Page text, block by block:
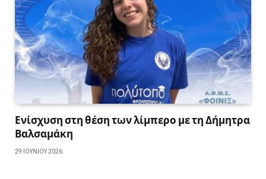
Ενίσχυση στη θέση των λίμπερο με τη Δήμητρα
Βαλσαμάκη
29 ΙΟΥΝΊΟΥ 2026